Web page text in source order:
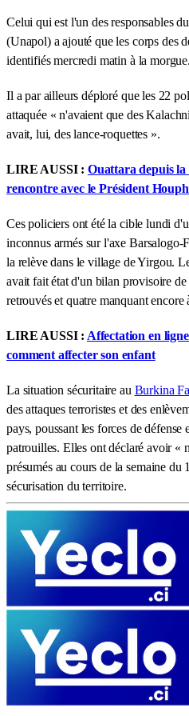
Celui qui est l'un des responsables
(Unapol) a ajouté que les corps des
identifiés mercredi matin à la morgue.
Il a par ailleurs déploré que les 22
attaquée « n'avaient que des
avait, lui, des lance-roquettes ».
LIRE AUSSI : Ouattara depuis
rencontre avec le Président
Ces policiers ont été la cible lundi
inconnus armés sur l'axe Barsalogo-
la relève dans le village de Yirgou.
avait fait état d'un bilan provisoire
retrouvés et quatre manquant encore
LIRE AUSSI : Affectation en
comment affecter son enfant
La situation sécuritaire au Burkina
des attaques terroristes et des
pays, poussant les forces de
patrouilles. Elles ont déclaré avoir «
présumés au cours de la semaine
sécurisation du territoire.